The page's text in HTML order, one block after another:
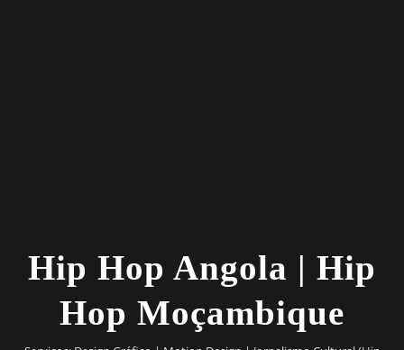
Hip Hop Angola | Hip
Hop Moçambique